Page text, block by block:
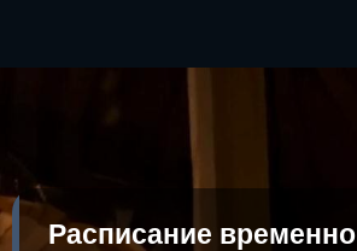
Расписание временно